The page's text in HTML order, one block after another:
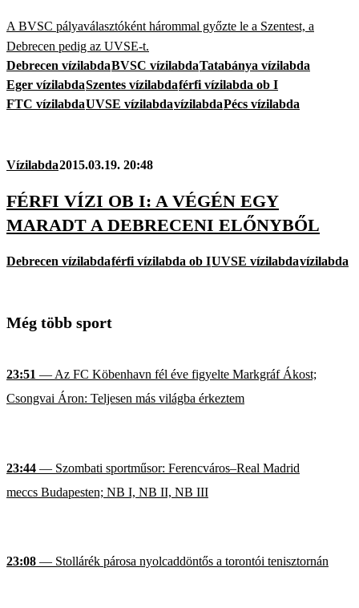
A BVSC pályaválasztóként hárommal győzte le a Szentest, a
Debrecen pedig az UVSE-t.
Debrecen vízilabdaBVSC vízilabdaTatabánya vízilabda
Eger vízilabdaSzentes vízilabdaférfi vízilabda ob I
FTC vízilabdaUVSE vízilabdavízilabdaPécs vízilabda
Vízilabda2015.03.19. 20:48
FÉRFI VÍZI OB I: A VÉGÉN EGY
MARADT A DEBRECENI ELŐNYBŐL
Debrecen vízilabdaférfi vízilabda ob IUVSE vízilabdavízilabda
Még több sport
23:51 — Az FC Köbenhavn fél éve figyelte Markgráf Ákost;
Csongvai Áron: Teljesen más világba érkeztem
23:44 — Szombati sportműsor: Ferencváros–Real Madrid
meccs Budapesten; NB I, NB II, NB III
23:08 — Stollárék párosa nyolcaddöntős a torontói tenisztornán